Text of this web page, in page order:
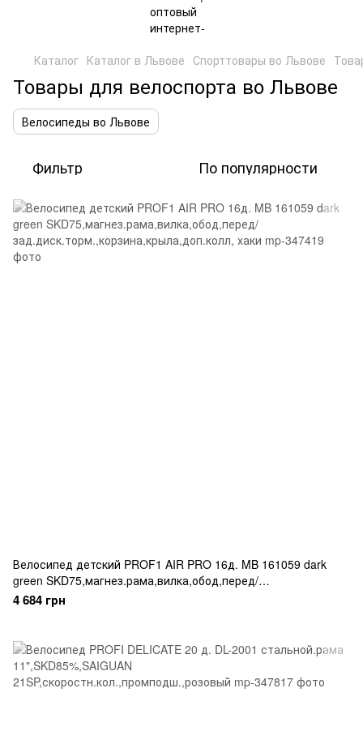
Каталог Каталог в Львове Спорттовары во Львове
Товары для велоспорта во Львове
Велосипеды во Львове
Фильтр По популярности
Велосипед детский PROF1 AIR PRO 16д. MB 161059 dark
green SKD75,магнез.рама,вилка,обод,перед/
зад.диск.торм.,корзина,крыла,доп.колл, хаки
4 684 грн